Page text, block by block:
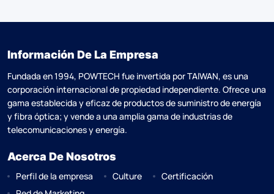
Información De La Empresa
Fundada en 1994, POWTECH fue invertida por TAlWAN, es una
corporación internacional de propiedad independiente. Ofrece una
gama establecida y eficaz de productos de suministro de energía
y fibra óptica; y vende a una amplia gama de industrias de
telecomunicaciones y energía.
Acerca De Nosotros
Perfil de la empresa Culture
Certificación